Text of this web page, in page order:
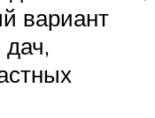
вариант